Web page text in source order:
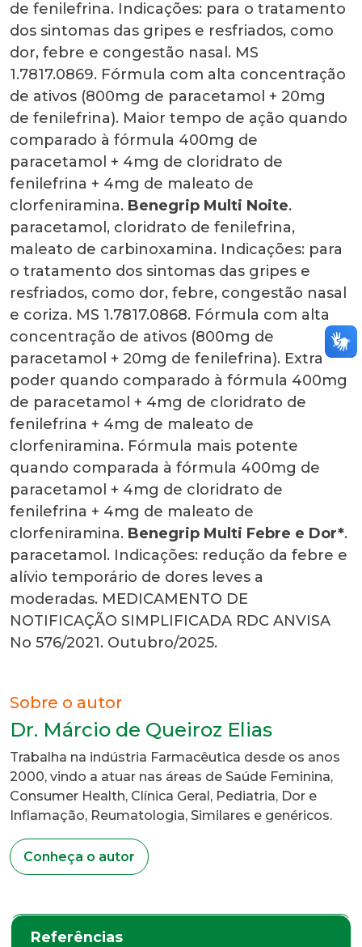
de fenilefrina. Indicações: para o tratamento
dos sintomas das gripes e resfriados, como
dor, febre e congestão nasal. MS
1.7817.0869. Fórmula com alta concentração
de ativos (800mg de paracetamol + 20mg
de fenilefrina). Maior tempo de ação quando
comparado à fórmula 400mg de
paracetamol + 4mg de cloridrato de
fenilefrina + 4mg de maleato de
clorfeniramina. Benegrip Multi Noite.
paracetamol, cloridrato de fenilefrina,
maleato de carbinoxamina. Indicações: para
o tratamento dos sintomas das gripes e
resfriados, como dor, febre, congestão nasal
e coriza. MS 1.7817.0868. Fórmula com alta
concentração de ativos (800mg de
paracetamol + 20mg de fenilefrina). Extra
poder quando comparado à fórmula 400mg
de paracetamol + 4mg de cloridrato de
fenilefrina + 4mg de maleato de
clorfeniramina. Fórmula mais potente
quando comparada à fórmula 400mg de
paracetamol + 4mg de cloridrato de
fenilefrina + 4mg de maleato de
clorfeniramina. Benegrip Multi Febre e Dor*.
paracetamol. Indicações: redução da febre e
alívio temporário de dores leves a
moderadas. MEDICAMENTO DE
NOTIFICAÇÃO SIMPLIFICADA RDC ANVISA
No 576/2021. Outubro/2025.
Sobre o autor
Dr. Márcio de Queiroz Elias
Trabalha na indústria Farmacêutica desde os anos
2000, vindo a atuar nas áreas de Saúde Feminina,
Consumer Health, Clínica Geral, Pediatria, Dor e
Inflamação, Reumatologia, Similares e genéricos.
Conheça o autor
Referências